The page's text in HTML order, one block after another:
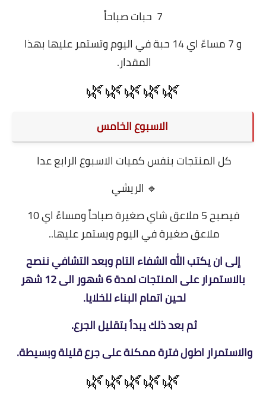
7 حبات صباحاً
و 7 مساءً اي 14 حبة في اليوم وتستمر عليها بهذا
المقدار.
🌿🌿🌿🌿🌿
الاسبوع الخامس
كل المنتجات بنفس كميات الاسبوع الرابع عدا
🔹 الريشي
فيصبح 5 ملاعق شاي صغيرة صباحاً ومساءً اي 10
ملاعق صغيرة في اليوم ويستمر عليها..
إلى ان يكتب الله الشفاء التام وبعد التشافي ننصح
بالاستمرار على المنتجات لمدة 6 شهور الى 12 شهر
لحين اتمام البناء للخلايا.
ثم بعد ذلك يبدأ بتقليل الجرع.
والاستمرار اطول فترة ممكنة على جرع قليلة وبسيطة.
🌿🌿🌿🌿🌿